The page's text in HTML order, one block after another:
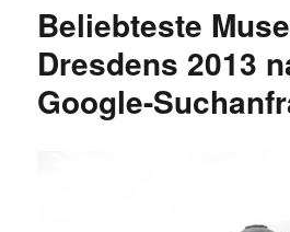
Beliebteste
Dresdens 2013
Google-